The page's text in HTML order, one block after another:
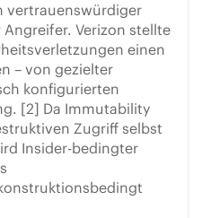
vertrauenswürdiger
Verizon stellte
einen
– von gezielter
konfigurierten
[2] Da Immutability
Zugriff selbst
Insider-bedingter